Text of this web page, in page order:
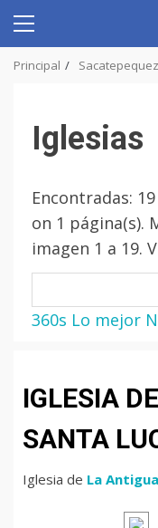
Primary
Principal Sacatepequez
Iglesias
Encontradas:
on 1 página(s).
imagen 1 a 19.
360s Lo mejor
IGLESIA DE
SANTA
Iglesia de La